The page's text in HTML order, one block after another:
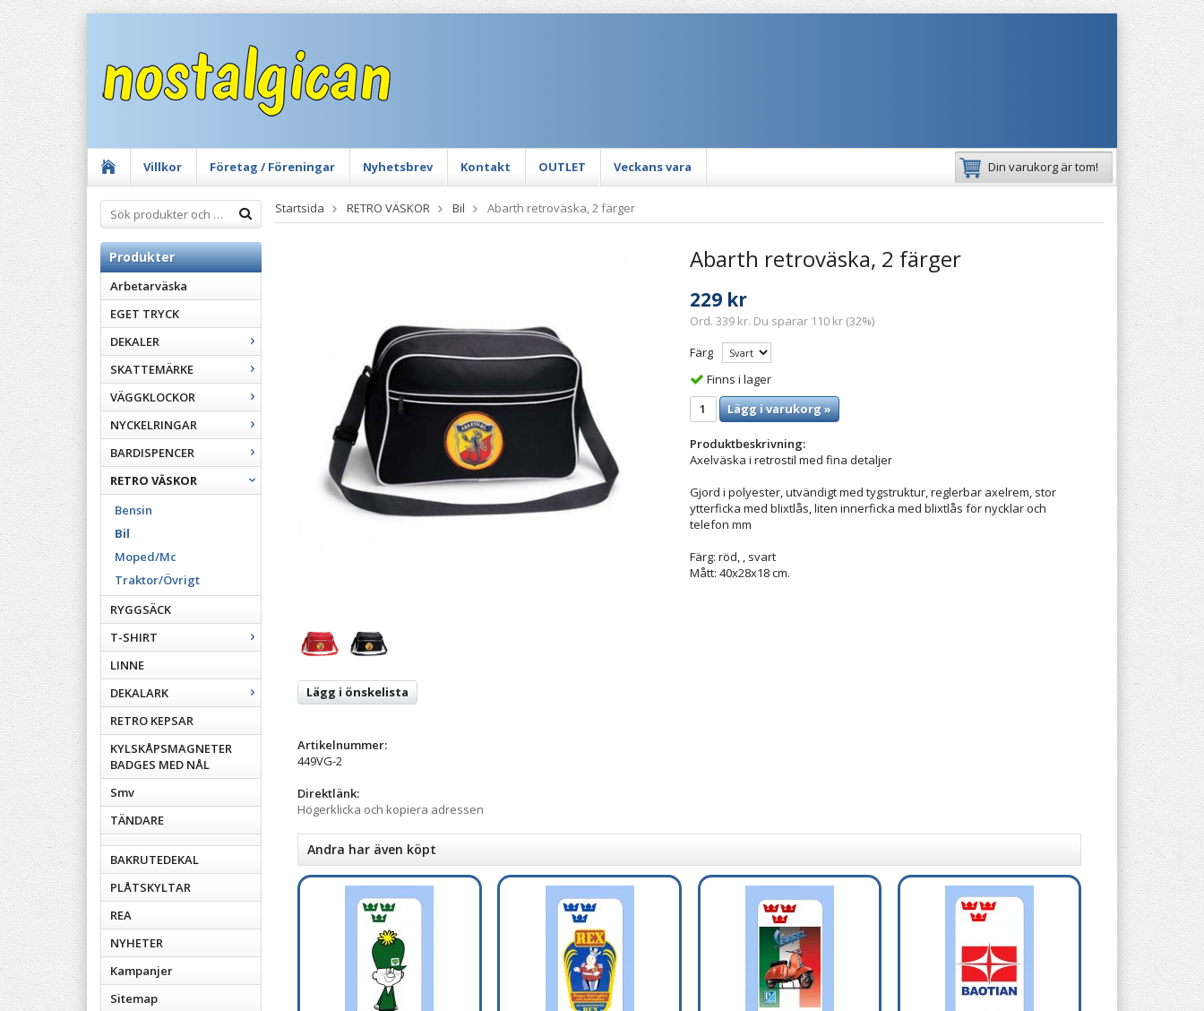
Villkor Företag / Föreningar Nyhetsbrev Kontakt OUTLET Veckans vara Din varukorg är tom!
Produkter
Arbetarväska
EGET TRYCK
DEKALER
SKATTEMÄRKE
VÄGGKLOCKOR
NYCKELRINGAR
BARDISPENCER
RETRO VÄSKOR
Bensin
Bil
Moped/Mc
Traktor/Övrigt
RYGGSÄCK
T-SHIRT
LINNE
DEKALARK
RETRO KEPSAR
KYLSKÅPSMAGNETER
BADGES MED NÅL
Smv
TÄNDARE
BAKRUTEDEKAL
PLÅTSKYLTAR
REA
NYHETER
Kampanjer
Sitemap
Startsida RETRO VÄSKOR Bil Abarth retroväska, 2 färger
Abarth retroväska, 2 färger
229 kr
Ord. 339 kr. Du sparar 110 kr (32%)
Färg
Finns i lager
Lägg i varukorg »
Produktbeskrivning:
Axelväska i retrostil med fina detaljer
Gjord i polyester, utvändigt med tygstruktur, reglerbar axelrem, stor
ytterficka med blixtlås, liten innerficka med blixtlås för nycklar och
telefon mm
Färg: röd, , svart
Mått: 40x28x18 cm.
Lägg i önskelista
Artikelnummer:
449VG-2
Direktlänk:
Högerklicka och kopiera adressen
Andra har även köpt